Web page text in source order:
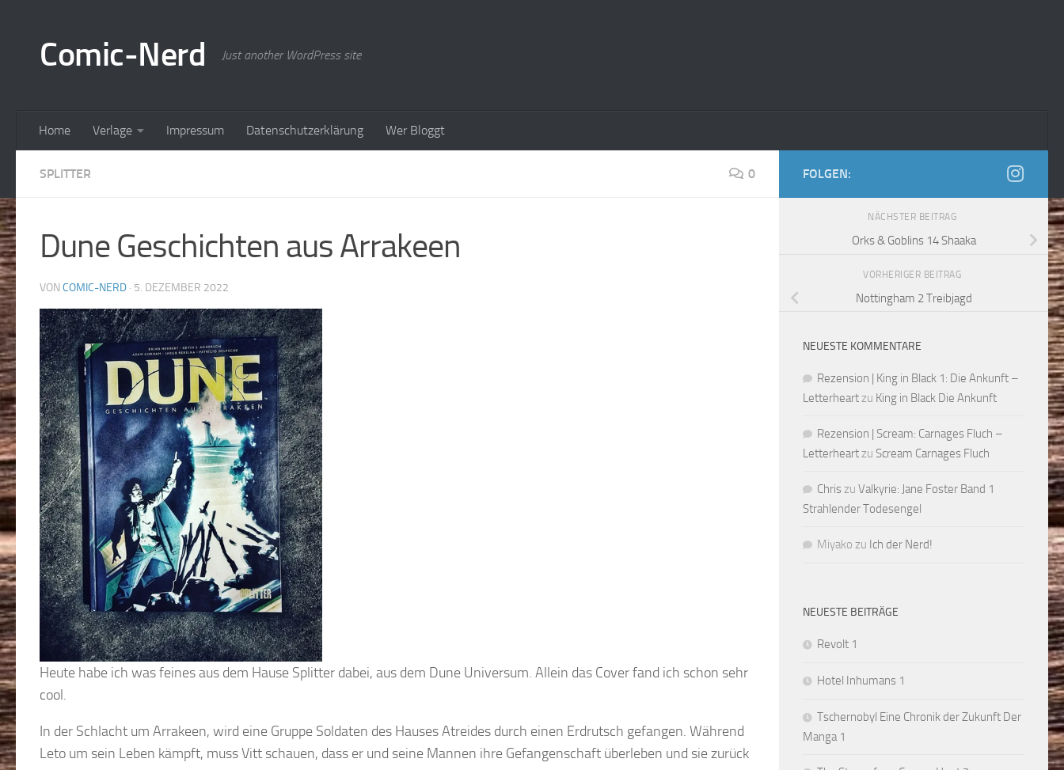
Comic-Nerd Just another WordPress site
Home Verlage Impressum Datenschutzerklärung Wer Bloggt
SPLITTER 0
Dune Geschichten aus Arrakeen
VON COMIC-NERD · 5. DEZEMBER 2022
Heute habe ich was feines aus dem Hause Splitter dabei, aus dem Dune Universum. Allein das Cover fand ich schon sehr
cool.
In der Schlacht um Arrakeen, wird eine Gruppe Soldaten des Hauses Atreides durch einen Erdrutsch gefangen. Während
Leto um sein Leben kämpft, muss Vitt schauen, dass er und seine Mannen ihre Gefangenschaft überleben und sie zurück
FOLGEN:
NÄCHSTER BEITRAG
Orks & Goblins 14 Shaaka
VORHERIGER BEITRAG
Nottingham 2 Treibjagd
NEUESTE KOMMENTARE
Rezension | King in Black 1: Die Ankunft –
Letterheartzu King in Black Die Ankunft
Rezension | Scream: Carnages Fluch –
Letterheartzu Scream Carnages Fluch
Chriszu Valkyrie: Jane Foster Band 1
Strahlender Todesengel
Miyako zu Ich der Nerd!
NEUESTE BEITRÄGE
Revolt 1
Hotel Inhumans 1
Tschernobyl Eine Chronik der Zukunft Der
Manga 1